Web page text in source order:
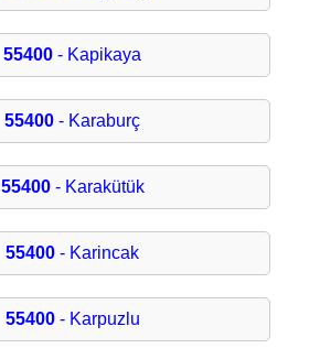
55400 - Kapikaya
55400 - Karaburç
55400- Karakütük
55400 - Karincak
55400- Karpuzlu